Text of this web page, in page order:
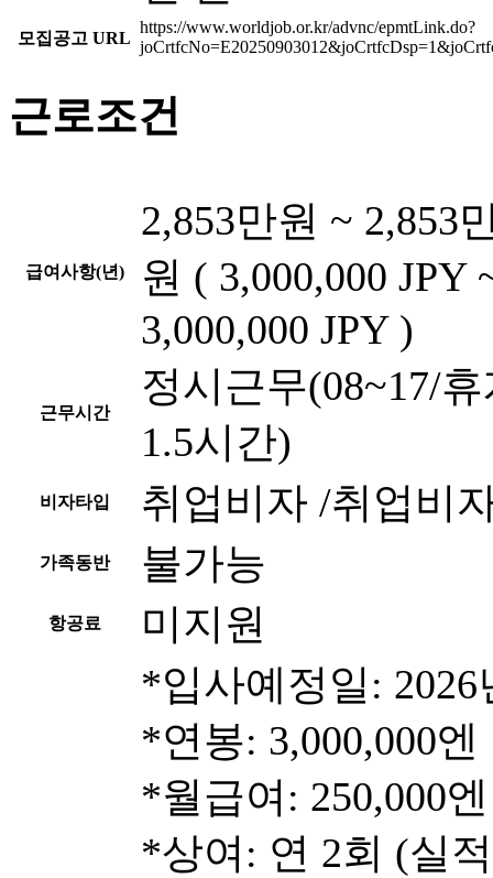
모집공고 URL
https://www.worldjob.or.kr/advnc/epmtLink.do?
근로조건
급여사항(년)
2,853만원 ~ 2,853
원 ( 3,000,000 JPY
3,000,000 JPY )
근무시간
정시근무(08~17/
1.5시간)
비자타입 취업비자 /취업비
가족동반 불가능
항공료 미지원
*입사예정일: 2026
*연봉: 3,000,000엔
*월급여: 250,000엔
*상여: 연 2회 (실